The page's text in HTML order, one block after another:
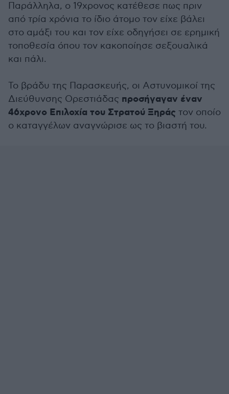
Παράλληλα, ο 19χρονος κατέθεσε πως πριν
από τρία χρόνια το ίδιο άτομο τον είχε βάλει
στο αμάξι του και τον είχε οδηγήσει σε ερημική
τοποθεσία όπου τον κακοποίησε σεξουαλικά
και πάλι.
Το βράδυ της Παρασκευής, οι Αστυνομικοί της
Διεύθυνσης Ορεστιάδας προσήγαγαν έναν
46χρονο Επιλοχία του Στρατού Ξηράς τον οποίο
ο καταγγέλων αναγνώρισε ως το βιαστή του.